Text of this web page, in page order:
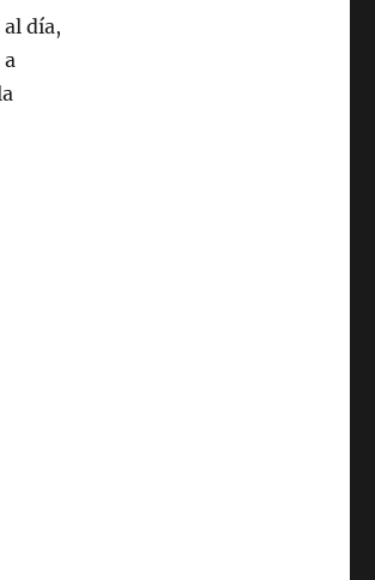
día,
a